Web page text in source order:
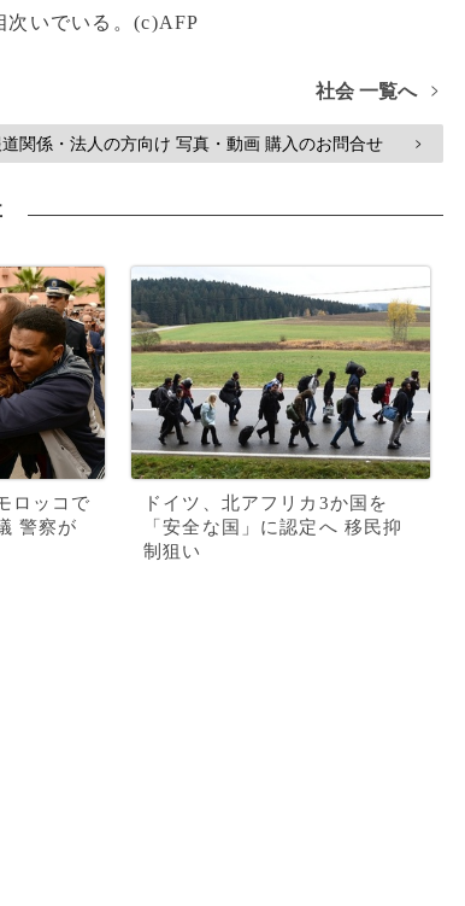
次いでいる。(c)AFP
社会 一覧へ >
道関係・法人の方向け 写真・動画 購入のお問合せ >
ロッコで
警察が
ドイツ、北アフリカ3か国を
「安全な国」に認定へ 移民抑
制狙い